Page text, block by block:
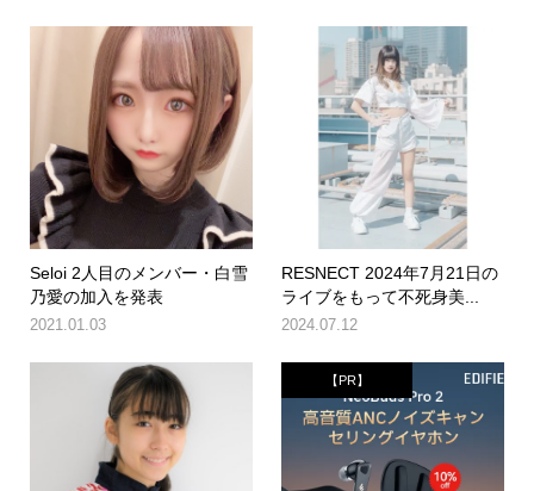
Seloi 2人目のメンバー・白雪
乃愛の加入を発表
2021.01.03
RESNECT 2024年7月21日の
ライブをもって不死身美...
2024.07.12
【PR】